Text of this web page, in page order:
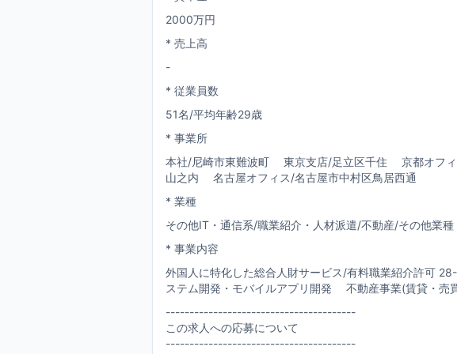
2000万円
* 売上高
-
* 従業員数
51名/平均年齢29歳
* 事業所
本社/尼崎市東難波町 東京支店/足立区千住 京都オフ
山之内 名古屋オフィス/名古屋市中村区鳥居西通
* 業種
その他IT・通信系/職業紹介・人材派遣/不動産/その他業種
* 事業内容
外国人に特化した総合人財サービス/有料職業紹介許
ステム開発・モバイルアプリ開発 不動産事業(賃貸・売
----------------------------------------
この求人への応募について
----------------------------------------